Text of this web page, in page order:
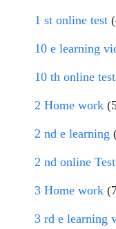
1 st online test
10 e learning
10 th online test
2 Home work
2 nd e learning
2 nd online Test
3 Home work
3 rd e learning